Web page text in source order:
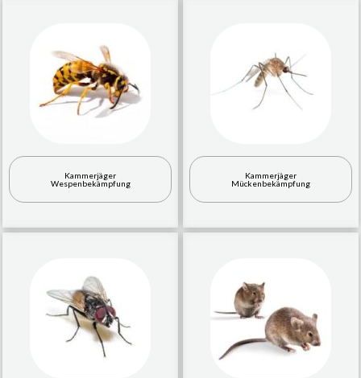
Kammerjäger
Wespenbekämpfung
Kammerjäger
Mückenbekämpfung